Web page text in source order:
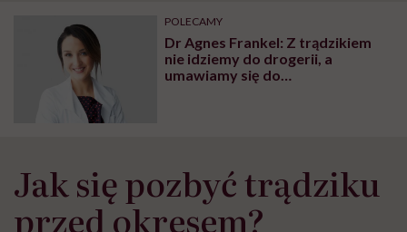
POLECAMY
Dr Agnes Frankel: Z trądzikiem
nie idziemy do drogerii, a
umawiamy się do
Jak się pozbyć trądziku
przed okresem?